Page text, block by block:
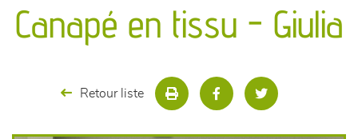
séjours
chambres et dressing
Canapé en tissu - Giulia
Retour liste